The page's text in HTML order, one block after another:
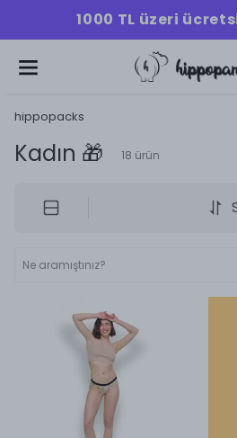
1000 TL üzeri
hippopacks
Kadın 🎁 18 ürün